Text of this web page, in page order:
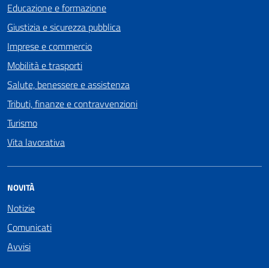
Educazione e formazione
Giustizia e sicurezza pubblica
Imprese e commercio
Mobilità e trasporti
Salute, benessere e assistenza
Tributi, finanze e contravvenzioni
Turismo
Vita lavorativa
NOVITÀ
Notizie
Comunicati
Avvisi